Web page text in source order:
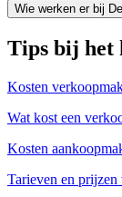
Wie werken er bij
Tips bij het
Kosten
Wat kost een
Kosten
Tarieven en prijzen